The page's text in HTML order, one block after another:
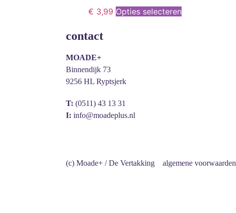
€ 3,99 Opties selecteren
contact
MOADE+
Binnendijk 73
9256 HL Ryptsjerk
T: (0511) 43 13 31
I: info@moadeplus.nl
(c) Moade+ / De Vertakking algemene voorwaarden